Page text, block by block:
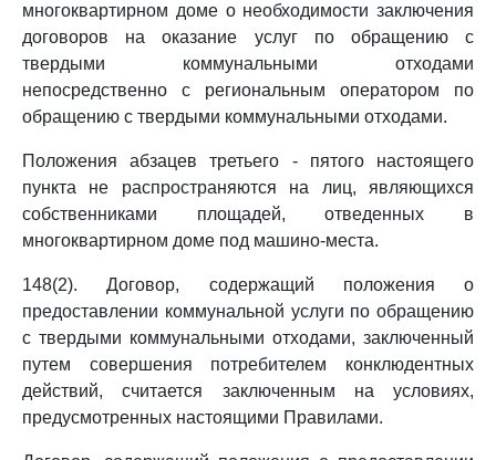
многоквартирном доме о необходимости заключения
договоров на оказание услуг по обращению с
твердыми коммунальными отходами
непосредственно с региональным оператором по
обращению с твердыми коммунальными отходами.
Положения абзацев третьего - пятого настоящего
пункта не распространяются на лиц, являющихся
собственниками площадей, отведенных в
многоквартирном доме под машино-места.
148(2). Договор, содержащий положения о
предоставлении коммунальной услуги по обращению
с твердыми коммунальными отходами, заключенный
путем совершения потребителем конклюдентных
действий, считается заключенным на условиях,
предусмотренных настоящими Правилами.